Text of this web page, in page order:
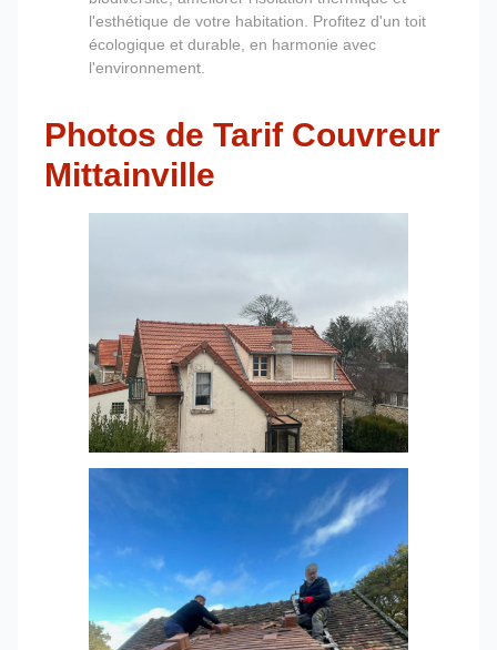
l'esthétique de votre habitation. Profitez d'un toit
écologique et durable, en harmonie avec
l'environnement.
Photos de Tarif Couvreur
Mittainville